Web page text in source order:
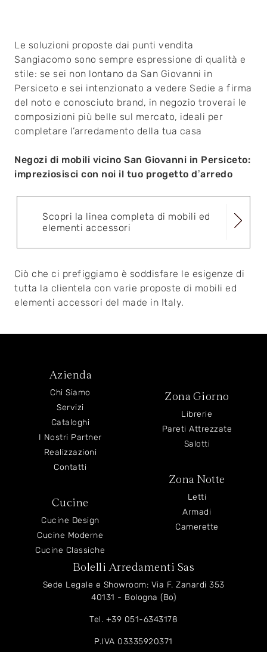
Le soluzioni proposte dai punti vendita
Sangiacomo sono sempre espressione di qualità e
stile: se sei non lontano da San Giovanni in
Persiceto e sei intenzionato a vedere Sedie a firma
del noto e conosciuto brand, in negozio troverai le
composizioni più belle sul mercato, ideali per
completare l’arredamento della tua casa
Negozi di mobili vicino San Giovanni in Persiceto:
impreziosisci con noi il tuo progetto d’arredo
Scopri la linea completa di mobili ed
elementi accessori
Ciò che ci prefiggiamo è soddisfare le esigenze di
tutta la clientela con varie proposte di mobili ed
elementi accessori del made in Italy.
Azienda
Chi Siamo
Servizi
Cataloghi
I Nostri Partner
Realizzazioni
Contatti
Cucine
Cucine Design
Cucine Moderne
Cucine Classiche
Zona Giorno
Librerie
Pareti Attrezzate
Salotti
Zona Notte
Letti
Armadi
Camerette
Bolelli Arredamenti Sas
Sede Legale e Showroom: Via F. Zanardi 353
40131 - Bologna (Bo)
Tel. +39 051-6343178
P.IVA 03335920371